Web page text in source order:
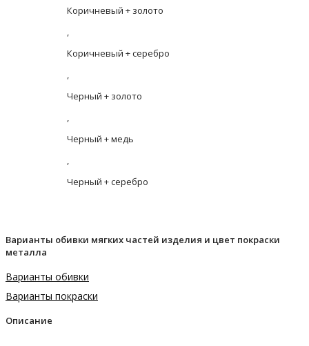
Коричневый + золото
,
Коричневый + серебро
,
Черный + золото
,
Черный + медь
,
Черный + серебро
Варианты обивки мягких частей изделия и цвет покраски
металла
Варианты обивки
Варианты покраски
Описание